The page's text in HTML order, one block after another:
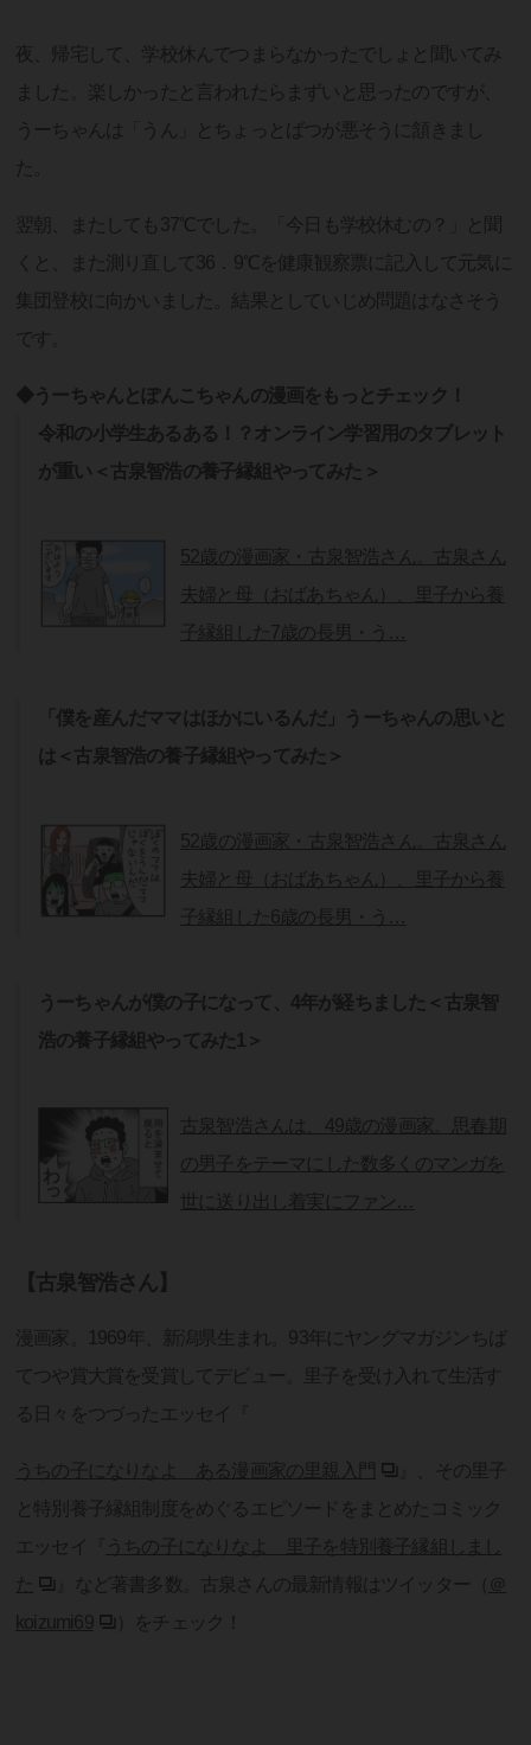
夜、帰宅して、学校休んでつまらなかったでしょと聞いてみ
ました。楽しかったと言われたらまずいと思ったのですが、
うーちゃんは「うん」とちょっとばつが悪そうに頷きまし
た。
翌朝、またしても37℃でした。「今日も学校休むの？」と聞
くと、また測り直して36．9℃を健康観察票に記入して元気に
集団登校に向かいました。結果としていじめ問題はなさそう
です。
◆うーちゃんとぽんこちゃんの漫画をもっとチェック！
令和の小学生あるある！？オンライン学習用のタブレット
が重い＜古泉智浩の養子縁組やってみた＞
52歳の漫画家・古泉智浩さん。古泉さん
夫婦と母（おばあちゃん）、里子から養
子縁組した7歳の長男・う…
「僕を産んだママはほかにいるんだ」うーちゃんの思いと
は＜古泉智浩の養子縁組やってみた＞
52歳の漫画家・古泉智浩さん。古泉さん
夫婦と母（おばあちゃん）、里子から養
子縁組した6歳の長男・う…
うーちゃんが僕の子になって、4年が経ちました＜古泉智
浩の養子縁組やってみた1＞
古泉智浩さんは、49歳の漫画家。思春期
の男子をテーマにした数多くのマンガを
世に送り出し着実にファン…
【古泉智浩さん】
漫画家。1969年、新潟県生まれ。93年にヤングマガジンちば
てつや賞大賞を受賞してデビュー。里子を受け入れて生活す
る日々をつづったエッセイ『
うちの子になりなよ ある漫画家の里親入門
』、その里子
と特別養子縁組制度をめぐるエピソードをまとめたコミック
エッセイ『
うちの子になりなよ 里子を特別養子縁組しまし
た
』など著書多数。古泉さんの最新情報はツイッター（
＠
koizumi69
）をチェック！